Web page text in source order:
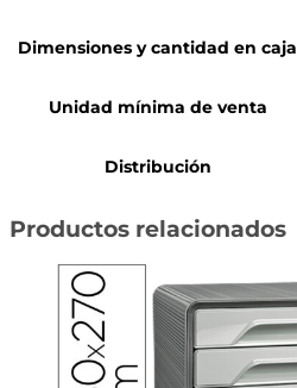
Dimensiones y cantidad en caja
Unidad mínima de venta
Distribución
Productos relacionados